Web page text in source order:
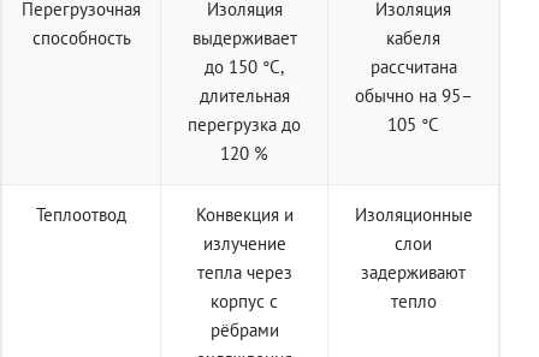
Перегрузочная
способность
Изоляция
выдерживает
до 150 °C,
длительная
перегрузка до
120 %
Изоляция
кабеля
рассчитана
обычно на 95–
105 °C
Теплоотвод
Конвекция и
излучение
тепла через
корпус с
рёбрами
Изоляционные
слои
задерживают
тепло